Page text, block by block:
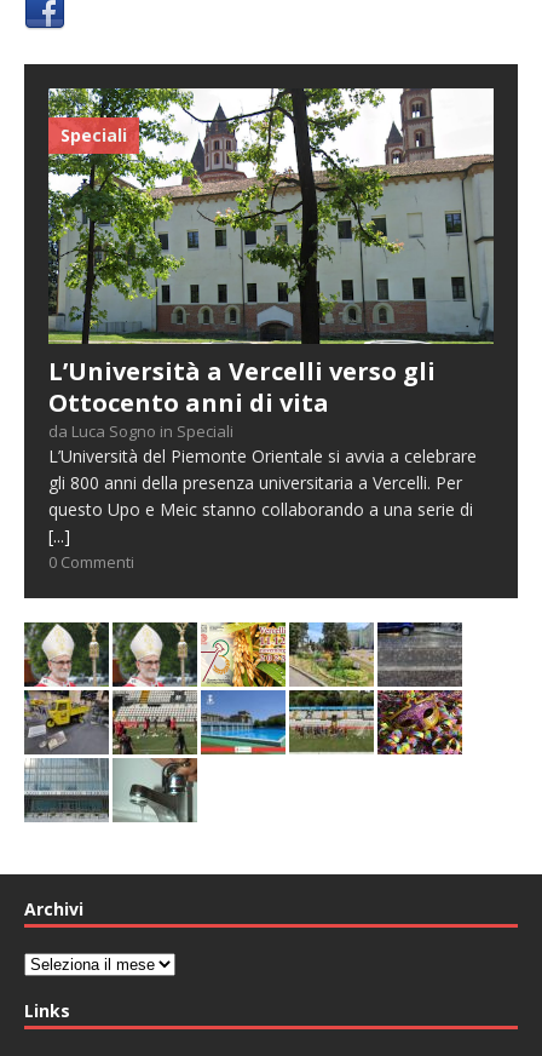
Speciali
L’Università a Vercelli verso gli
Ottocento anni di vita
da Luca Sogno in Speciali
L’Università del Piemonte Orientale si avvia a celebrare
gli 800 anni della presenza universitaria a Vercelli. Per
questo Upo e Meic stanno collaborando a una serie di
[...]
0 Commenti
Archivi
Archivi
Links